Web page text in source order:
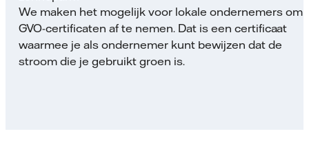
We maken het mogelijk voor lokale ondernemers om
GVO-certificaten af te nemen. Dat is een certificaat
waarmee je als ondernemer kunt bewijzen dat de
stroom die je gebruikt groen is.